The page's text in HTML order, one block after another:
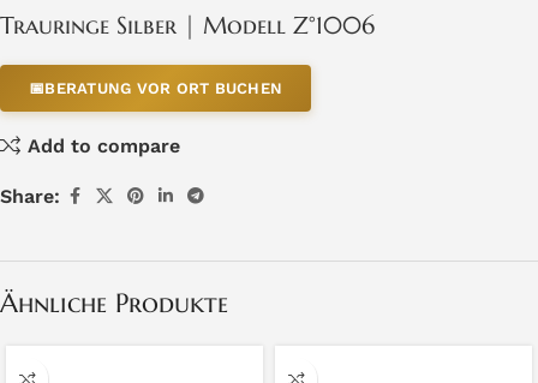
Trauringe Silber | Modell Z°1006
📅BERATUNG VOR ORT BUCHEN
Add to compare
Share:
Ähnliche Produkte